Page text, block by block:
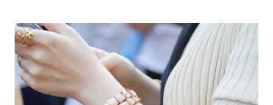
BATONS
MAIS
CAROS
DAS
MARCAS
DE